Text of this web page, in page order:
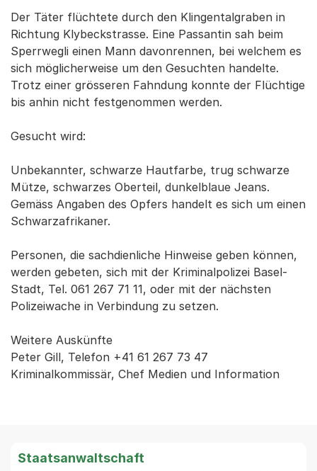
Der Täter flüchtete durch den Klingentalgraben in
Richtung Klybeckstrasse. Eine Passantin sah beim
Sperrwegli einen Mann davonrennen, bei welchem es
sich möglicherweise um den Gesuchten handelte.
Trotz einer grösseren Fahndung konnte der Flüchtige
bis anhin nicht festgenommen werden.
Gesucht wird:
Unbekannter, schwarze Hautfarbe, trug schwarze
Mütze, schwarzes Oberteil, dunkelblaue Jeans.
Gemäss Angaben des Opfers handelt es sich um einen
Schwarzafrikaner.
Personen, die sachdienliche Hinweise geben können,
werden gebeten, sich mit der Kriminalpolizei Basel-
Stadt, Tel. 061 267 71 11, oder mit der nächsten
Polizeiwache in Verbindung zu setzen.
Weitere Auskünfte
Peter Gill, Telefon +41 61 267 73 47
Kriminalkommissär, Chef Medien und Information
Staatsanwaltschaft